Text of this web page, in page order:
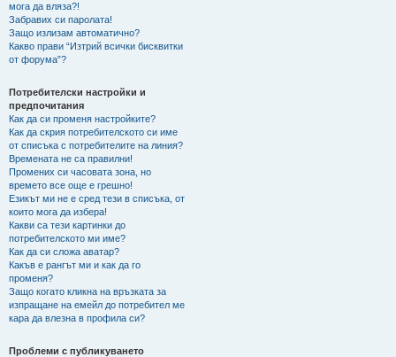
мога да вляза?!
Забравих си паролата!
Защо излизам автоматично?
Какво прави “Изтрий всички бисквитки
от форума”?
Потребителски настройки и
предпочитания
Как да си променя настройките?
Как да скрия потребителското си име
от списъка с потребителите на линия?
Времената не са правилни!
Промених си часовата зона, но
времето все още е грешно!
Езикът ми не е сред тези в списъка, от
които мога да избера!
Какви са тези картинки до
потребителското ми име?
Как да си сложа аватар?
Какъв е рангът ми и как да го
променя?
Защо когато кликна на връзката за
изпращане на емейл до потребител ме
кара да влезна в профила си?
Проблеми с публикуването